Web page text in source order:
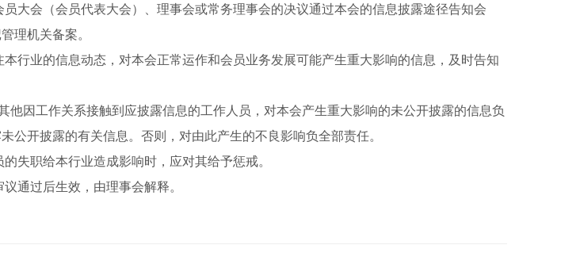
员大会（会员代表大会）、理事会或常务理事会的决议通过本会的信息披露途径告知会
理机关备案。
本行业的信息动态，对本会正常运作和会员业务发展可能产生重大影响的信息，及时告知
他因工作关系接触到应披露信息的工作人员，对本会产生重大影响的未公开披露的信息负
公开披露的有关信息。否则，对由此产生的不良影响负全部责任。
的失职给本行业造成影响时，应对其给予惩戒。
通过后生效，由理事会解释。